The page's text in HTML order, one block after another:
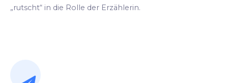
„rutscht“ in die Rolle der Erzählerin.